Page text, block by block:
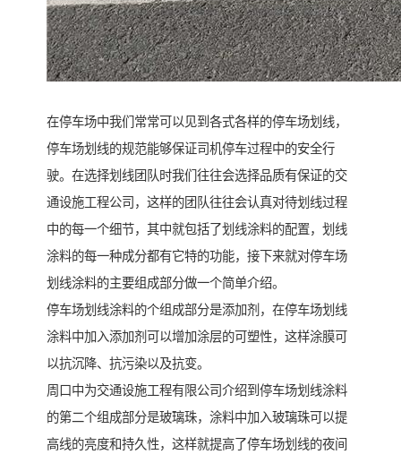
在停车场中我们常常可以见到各式各样的停车场划线，
停车场划线的规范能够保证司机停车过程中的安全行
驶。在选择划线团队时我们往往会选择品质有保证的交
通设施工程公司，这样的团队往往会认真对待划线过程
中的每一个细节，其中就包括了划线涂料的配置，划线
涂料的每一种成分都有它特的功能，接下来就对停车场
划线涂料的主要组成部分做一个简单介绍。
停车场划线涂料的个组成部分是添加剂，在停车场划线
涂料中加入添加剂可以增加涂层的可塑性，这样涂膜可
以抗沉降、抗污染以及抗变。
周口中为交通设施工程有限公司介绍到停车场划线涂料
的第二个组成部分是玻璃珠，涂料中加入玻璃珠可以提
高线的亮度和持久性，这样就提高了停车场划线的夜间